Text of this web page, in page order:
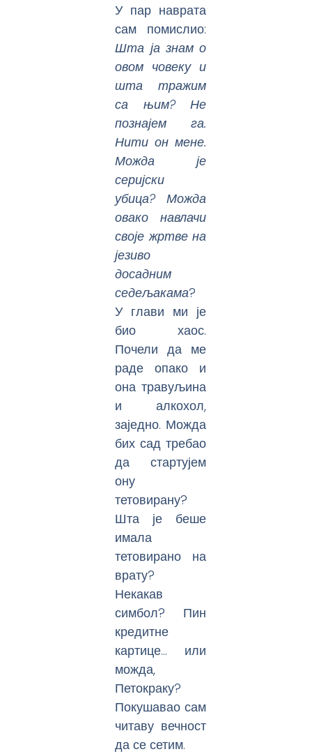
У пар наврата
сам помислио:
Шта ја знам о
овом човеку и
шта тражим
са њим? Не
познајем га.
Нити он мене.
Можда је
серијски
убица? Можда
овако навлачи
своје жртве на
језиво
досадним
седељакама?
У глави ми је
био хаос.
Почели да ме
раде опако и
она травуљина
и алкохол,
заједно. Можда
бих сад требао
да стартујем
ону
тетовирану?
Шта је беше
имала
тетовирано на
врату?
Некакав
симбол? Пин
кредитне
картице… или
можда,
Петокраку?
Покушавао сам
читаву вечност
да се сетим.